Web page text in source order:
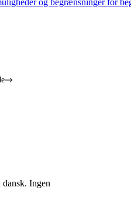
og begrænsninger for
Ingen